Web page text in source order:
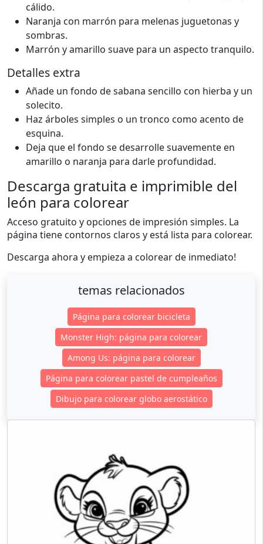
cálido.
Naranja con marrón para melenas juguetonas y
sombras.
Marrón y amarillo suave para un aspecto tranquilo.
Detalles extra
Añade un fondo de sabana sencillo con hierba y un
solecito.
Haz árboles simples o un tronco como acento de
esquina.
Deja que el fondo se desarrolle suavemente en
amarillo o naranja para darle profundidad.
Descarga gratuita e imprimible del
león para colorear
Acceso gratuito y opciones de impresión simples. La
página tiene contornos claros y está lista para colorear.
Descarga ahora y empieza a colorear de inmediato!
temas relacionados
Página para colorear bicicleta
Monster High: página para colorear
Among Us: página para colorear
Página para colorear pastel de cumpleaños
Dibujo para colorear globo aerostático